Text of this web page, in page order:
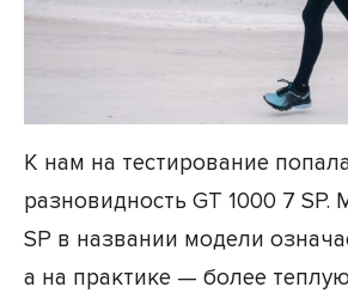
К нам на тестирование
разновидность GT 1000 7 SP.
SP в названии модели
а на практике — более теплую